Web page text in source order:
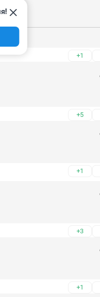
+1
+5
+1
+3
+1